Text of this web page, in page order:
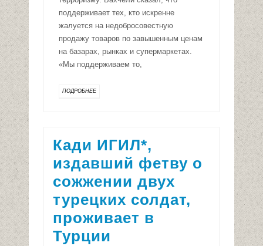
поддерживает тех, кто искренне
жалуется на недобросовестную
продажу товаров по завышенным ценам
на базарах, рынках и супермаркетах.
«Мы поддерживаем то,
ПОДРОБНЕЕ
Кади ИГИЛ*,
издавший фетву о
сожжении двух
турецких солдат,
проживает в
Турции